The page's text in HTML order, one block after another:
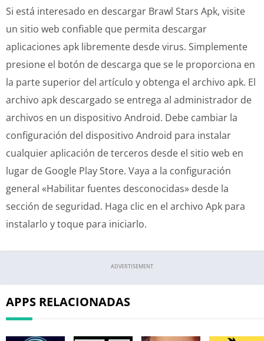
Si está interesado en descargar Brawl Stars Apk, visite
un sitio web confiable que permita descargar
aplicaciones apk libremente desde virus. Simplemente
presione el botón de descarga que se le proporciona en
la parte superior del artículo y obtenga el archivo apk. El
archivo apk descargado se entrega al administrador de
archivos en un dispositivo Android. Debe cambiar la
configuración del dispositivo Android para instalar
cualquier aplicación de terceros desde el sitio web en
lugar de Google Play Store. Vaya a la configuración
general «Habilitar fuentes desconocidas» desde la
sección de seguridad. Haga clic en el archivo Apk para
instalarlo y toque para iniciarlo.
ADVERTISEMENT
APPS RELACIONADAS